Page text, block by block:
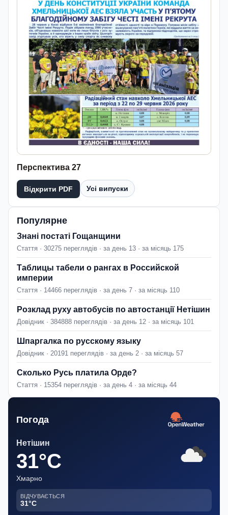
Перспектива 27
Відкрити PDF Усі випуски
Популярне
Знані постаті Гощанщини
Стаття · 30275 переглядів · за день 13 · за місяць 175
Таблицы табели о рангах в Российской
империи
Стаття · 14466 переглядів · за день 7 · за місяць 110
Розклад руху автобусів по автостанції Нетішин
Довідник · 384888 переглядів · за день 12 · за місяць 101
Шпаргалка по русскому языку
Довідник · 20191 переглядів · за день 2 · за місяць 57
Сколько Русь платила Орде?
Стаття · 15354 переглядів · за день 4 · за місяць 44
Погода
Нетішин
31°C
Хмарно
ВІДЧУВАЄТЬСЯ
31°C